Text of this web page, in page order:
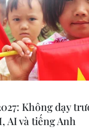
doanh nghiệp thanh
đến hạn.
Không dạy
AI và tiếng Anh